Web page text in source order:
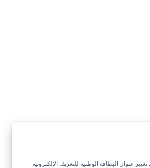
تغيير عنوان البطاقة الوطنية للتعريف الإلكترونية